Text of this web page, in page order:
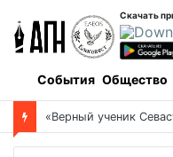
Скачать
События Общество
Боровое: когда и как